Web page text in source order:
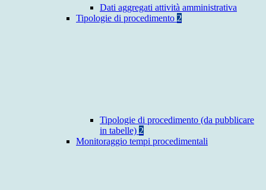
Dati aggregati attività amministrativa
Tipologie di procedimento 2
Tipologie di procedimento (da pubblicare
in tabelle) 2
Monitoraggio tempi procedimentali